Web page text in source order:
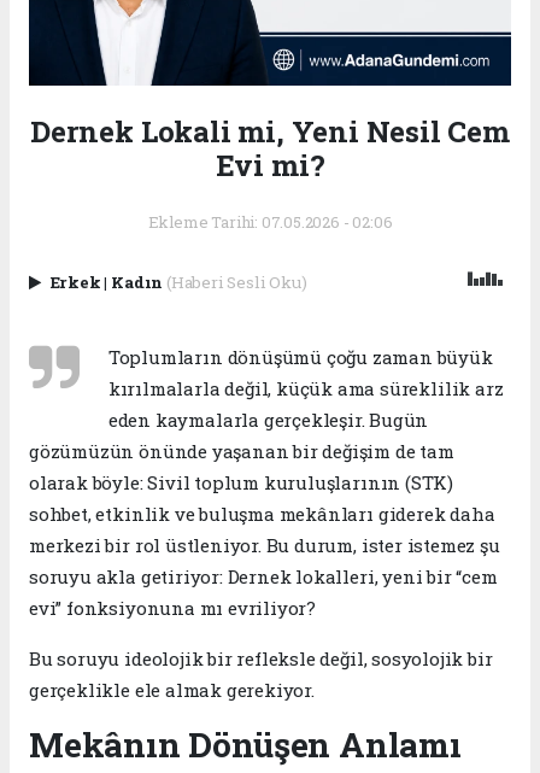
Dernek Lokali mi, Yeni Nesil Cem
Evi mi?
Ekleme Tarihi: 07.05.2026 - 02:06
Erkek| Kadın (Haberi Sesli Oku)
Toplumların dönüşümü çoğu zaman büyük
kırılmalarla değil, küçük ama süreklilik arz
eden kaymalarla gerçekleşir. Bugün
gözümüzün önünde yaşanan bir değişim de tam
olarak böyle: Sivil toplum kuruluşlarının (STK)
sohbet, etkinlik ve buluşma mekânları giderek daha
merkezi bir rol üstleniyor. Bu durum, ister istemez şu
soruyu akla getiriyor: Dernek lokalleri, yeni bir “cem
evi” fonksiyonuna mı evriliyor?
Bu soruyu ideolojik bir refleksle değil, sosyolojik bir
gerçeklikle ele almak gerekiyor.
Mekânın Dönüşen Anlamı